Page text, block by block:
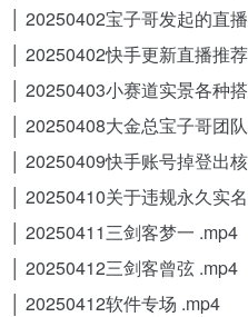
│ 20250402宝子哥发起的直
│ 20250402快手更新直播推
│ 20250403小赛道实景各种
│ 20250408大金总宝子哥团
│ 20250409快手账号掉登出
│ 20250410关于违规永久实
│ 20250411三剑客梦一 .mp4
│ 20250412三剑客曾弦 .mp4
│ 20250412软件专场 .mp4